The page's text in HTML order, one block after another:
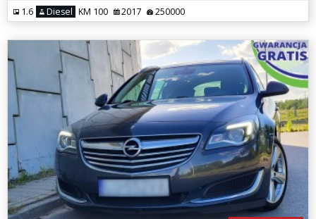
1.6 Diesel KM 100 2017 250000